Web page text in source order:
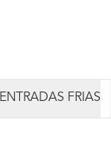
ENTRADAS FRIAS